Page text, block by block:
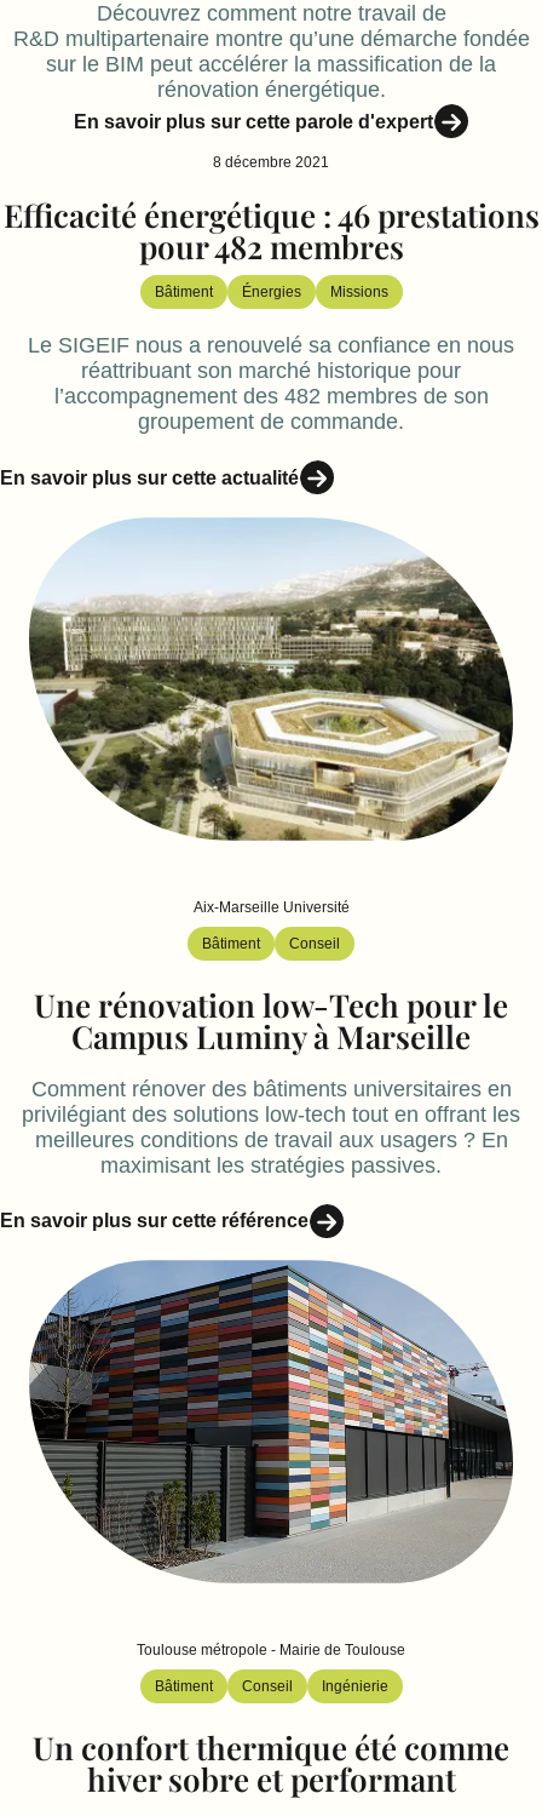
Découvrez comment notre travail de
R&D multipartenaire montre qu’une démarche fondée
sur le BIM peut accélérer la massification de la
rénovation énergétique.
En savoir plus sur cette parole d'expert
8 décembre 2021
Efficacité énergétique : 46 prestations
pour 482 membres
Bâtiment Énergies Missions
Le SIGEIF nous a renouvelé sa confiance en nous
réattribuant son marché historique pour
l’accompagnement des 482 membres de son
groupement de commande.
En savoir plus sur cette actualité
Aix-Marseille Université
Bâtiment Conseil
Une rénovation low-Tech pour le
Campus Luminy à Marseille
Comment rénover des bâtiments universitaires en
privilégiant des solutions low-tech tout en offrant les
meilleures conditions de travail aux usagers ? En
maximisant les stratégies passives.
En savoir plus sur cette référence
Toulouse métropole - Mairie de Toulouse
Bâtiment Conseil Ingénierie
Un confort thermique été comme
hiver sobre et performant